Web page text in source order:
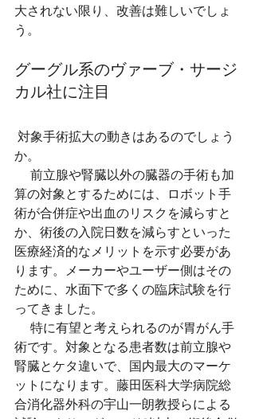
大されない限り、改善は難しいでしょ
う。
グーグル系のヴァーブ・サージ
カル社に注目
か。
算の対象とするためには、ロボット手
術が合併症や出血のリスクを減らすと
か、術後の入院日数を減らすといった
医療経済的なメリットを示す必要があ
ります。メーカーやユーザー側はその
ために、水面下で多くの臨床試験を行
ってきました。
術です。対象となる患者数は前立腺や
腎臓とケタ違いで、国内最大のマーケ
ットになります。藤田医科大学病院総
合消化器外科の宇山一朗教授らによる